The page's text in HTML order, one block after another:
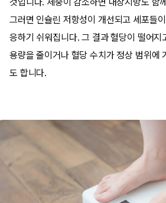
그러면 인슐린 저항성이 개선되고 세포들
응하기 쉬워집니다. 그 결과 혈당이 떨어지
용량을 줄이거나 혈당 수치가 정상 범위에
도 합니다.